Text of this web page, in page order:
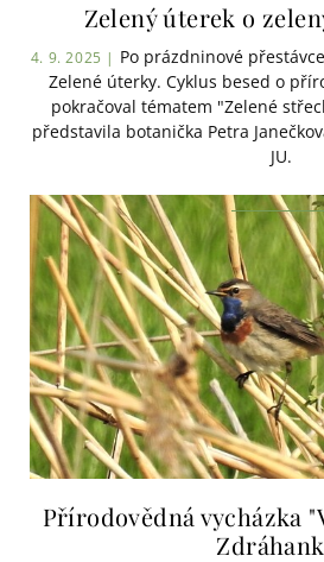
Zelený úterek o
4. 9. 2025 | Po prázdninové
Zelené úterky. Cyklus besed o
pokračoval tématem "Zelené
představila botanička Petra
JU.
Přírodovědná vycházka